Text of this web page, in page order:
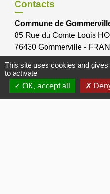
Contacts
Commune de
85 Rue du Comte Louis
76430 Gommerville -
This site uses cookies and
to activate
OK, accept all